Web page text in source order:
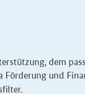
dem
und